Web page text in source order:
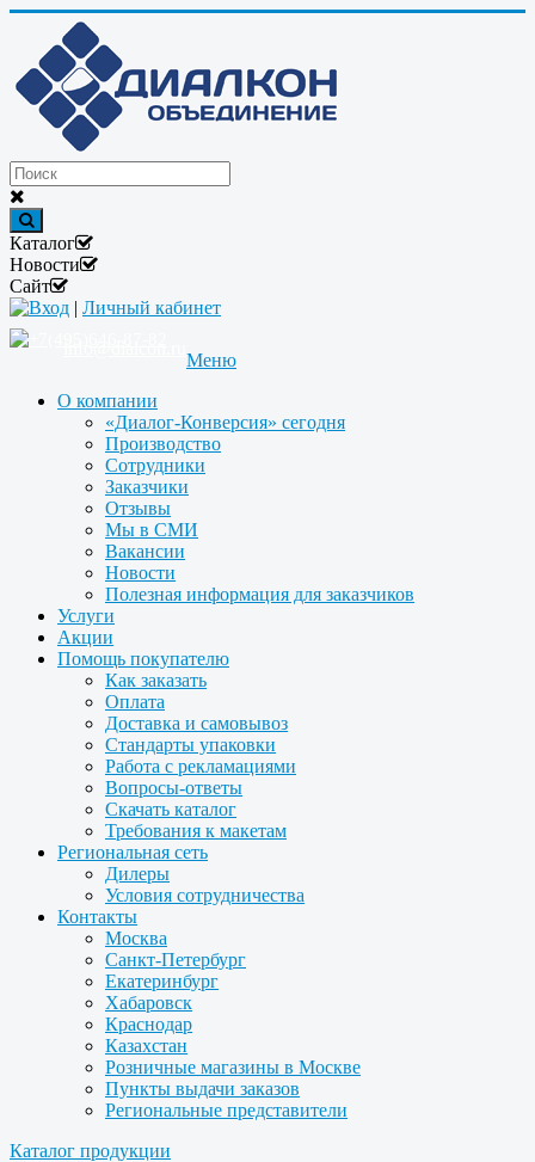
Каталог
Новости
Сайт
Вход | Личный кабинет
Меню
О компании
«Диалог-Конверсия» сегодня
Производство
Сотрудники
Заказчики
Отзывы
Мы в СМИ
Вакансии
Новости
Полезная информация для заказчиков
Услуги
Акции
Помощь покупателю
Как заказать
Оплата
Доставка и самовывоз
Стандарты упаковки
Работа с рекламациями
Вопросы-ответы
Скачать каталог
Требования к макетам
Региональная сеть
Дилеры
Условия сотрудничества
Контакты
Москва
Санкт-Петербург
Екатеринбург
Хабаровск
Краснодар
Казахстан
Розничные магазины в Москве
Пункты выдачи заказов
Региональные представители
Каталог продукции